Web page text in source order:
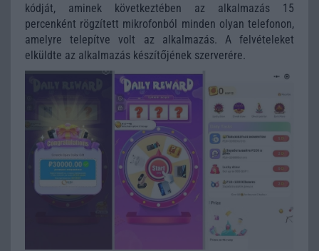
kódját, aminek következtében az alkalmazás 15
percenként rögzített mikrofonból minden olyan telefonon,
amelyre telepítve volt az alkalmazás. A felvételeket
elküldte az alkalmazás készítőjének szerverére.